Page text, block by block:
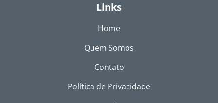
Links
Home
Quem Somos
Contato
Política de Privacidade